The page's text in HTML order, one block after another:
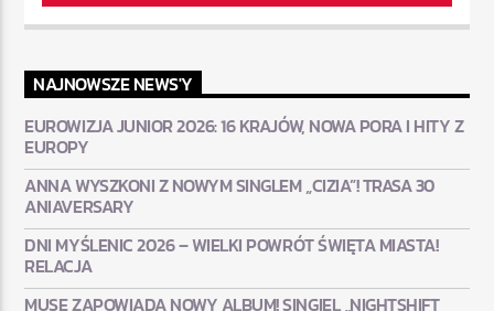
NAJNOWSZE NEWS'Y
EUROWIZJA JUNIOR 2026: 16 KRAJÓW, NOWA PORA I HITY Z
EUROPY
ANNA WYSZKONI Z NOWYM SINGLEM „CIZIA”! TRASA 30
ANIAVERSARY
DNI MYŚLENIC 2026 – WIELKI POWRÓT ŚWIĘTA MIASTA!
RELACJA
MUSE ZAPOWIADA NOWY ALBUM! SINGIEL „NIGHTSHIFT